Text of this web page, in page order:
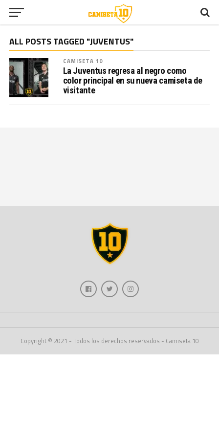
ALL POSTS TAGGED "JUVENTUS"
CAMISETA 10
La Juventus regresa al negro como
color principal en su nueva camiseta de
visitante
Copyright © 2021 - Todos los derechos reservados - Camiseta 10